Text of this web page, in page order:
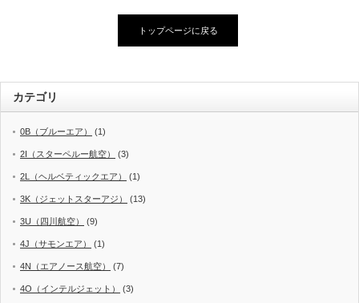
トップページに戻る
カテゴリ
0B（ブルーエア） (1)
2I（スターペルー航空） (3)
2L（ヘルベティックエア） (1)
3K（ジェットスターアジ） (13)
3U（四川航空） (9)
4J（サモンエア） (1)
4N（エアノース航空） (7)
4O（インテルジェット） (3)